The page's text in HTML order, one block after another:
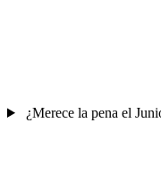
¿Merece la pena el